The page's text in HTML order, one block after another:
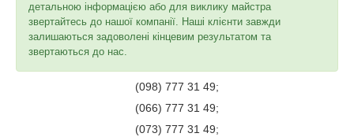
детальною інформацією або для виклику майстра
звертайтесь до нашої компанії. Наші клієнти завжди
залишаються задоволені кінцевим результатом та
звертаються до нас.
(098) 777 31 49;
(066) 777 31 49;
(073) 777 31 49;